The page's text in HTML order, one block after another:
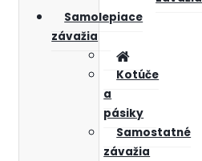
Samolepiace
závažia
Kotúče
a
pásiky
Samostatné
závažia